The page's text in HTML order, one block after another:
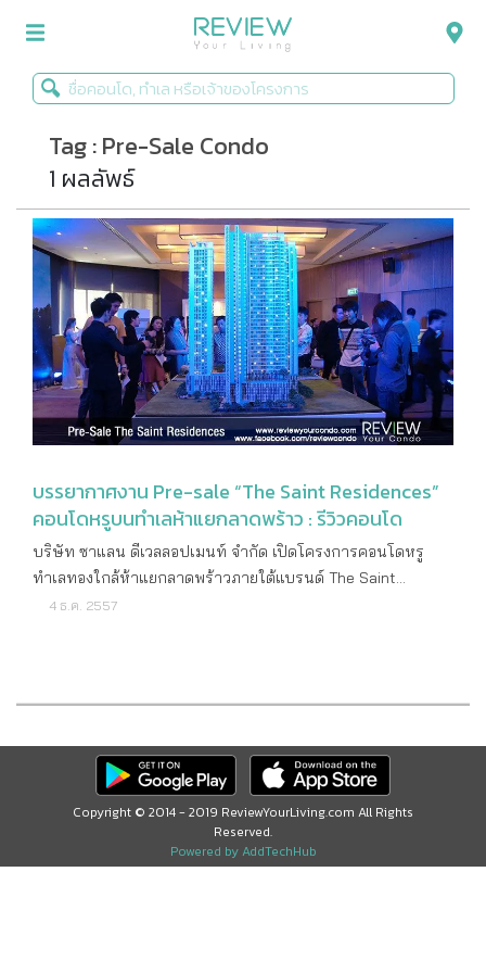
รีวิวคอนโด
รีวิวบ้าน
รีวิวทาวน์โฮม
Life+Style
Infographic
ข่าวโปรโมชั่น
Tag : Pre-Sale Condo
1 ผลลัพธ์
บรรยากาศงาน Pre-sale “The Saint Residences”
คอนโดหรูบนทำเลห้าแยกลาดพร้าว : รีวิวคอนโด
บริษัท ซาแลน ดีเวลลอปเมนท์ จำกัด เปิดโครงการคอนโดหรู
ทำเลทองใกล้ห้าแยกลาดพร้าวภายใต้แบรนด์ The Saint
Residences ณ ห้องกรุงเทพ 2 โรงแรมเซ็นทารา แกรนด์ แอท
ละเอียดโครงการภายในงาน ดร.ชัยณรงค์ มนเทียรวิเชียรฉาย
โครงการ The Saint Residences เป็นคอนโดมิเนียม สูง 41 ชั้น
จำนวน 3 อาคาร บนที่ดิน 7 ไร่ โดยมีราคาเริ่มต้นที่อยู่ที่ 3.5 ล้าน
บาท ซึ่งเป็นการแตกไลน์ธุรกิจอสังหาริมทรัพย์ของกลุ่ม
มหาวิทยาลัยเซนจอห์น โดยใช้ที่ดินที่เป็นส่วนของโรงเรียน
เซนต์จอห์นเดิม บนทำเลทองห้าแยกลาดพร้าว มาพัฒนาให้เป็น
4 ธ.ค. 2557
Copyright © 2014 - 2019 ReviewYourLiving.com All Rights
Reserved.
Powered by AddTechHub